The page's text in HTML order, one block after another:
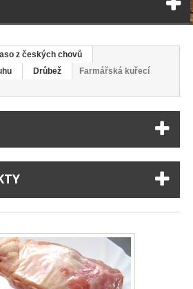
z českých chovů
Drůbež
Farmářská kuřecí